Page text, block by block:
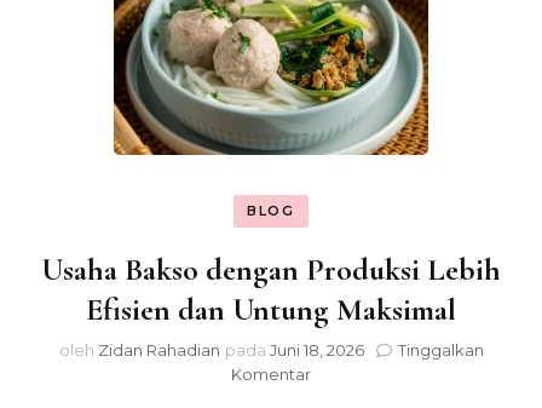
BLOG
Usaha Bakso dengan Produksi Lebih
Efisien dan Untung Maksimal
oleh Zidan Rahadian pada Juni 18, 2026
Tinggalkan
Komentarpada